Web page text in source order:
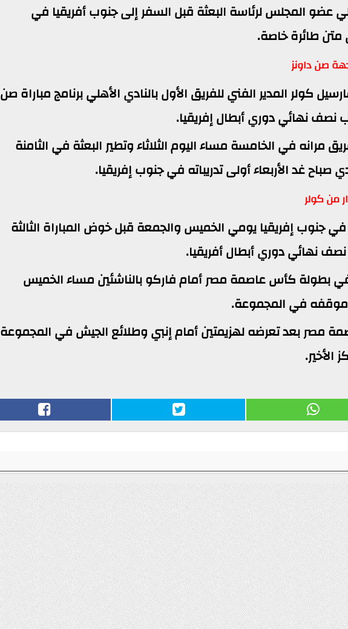
عضو المجلس لرئاسة البعثة قبل السفر إلى جنوب أفريقيا في
متن طائرة خاصة.
صن داونز
كولر المدير الفني للفريق الأول بالنادي الأهلي برنامج مباراة صن
نصف نهائي دوري أبطال إفريقيا.
مرانه في الخامسة مساء اليوم الثلاثاء وتطير البعثة في الثامنة
غد الأربعاء أولى تدريباته في جنوب إفريقيا.
من كولر
جنوب إفريقيا يومي الخميس والجمعة قبل خوض المباراة الثالثة
نهائي دوري أبطال أفريقيا.
في بطولة كأس عاصمة مصر أمام فاركو بالناشئين مساء الخميس
موقفه في المجموعة.
مصر بعد تعرضه لهزيمتين أمام إنبي وطلائع الجيش في المجموعة
الأخير.